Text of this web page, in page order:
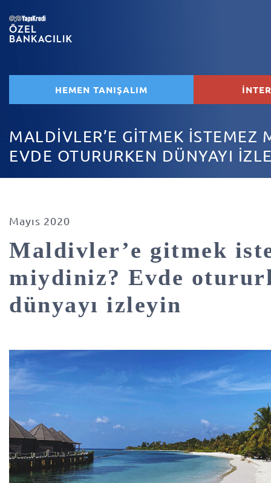
HEMEN TANIŞALIM
MALDİVLER’E GİTMEK İSTEMEZ
EVDE OTURURKEN DÜNYAYI
Mayıs 2020
Maldivler’e gitmek
miydiniz? Evde
dünyayı izleyin